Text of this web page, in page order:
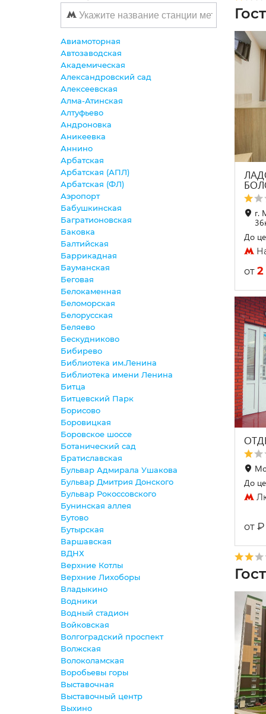
г.
До
от
До
от ₽
Авиамоторная
Автозаводская
Академическая
Александровский сад
Алексеевская
Алма-Атинская
Алтуфьево
Андроновка
Аникеевка
Аннино
Арбатская
Арбатская (АПЛ)
Арбатская (ФЛ)
Аэропорт
Бабушкинская
Багратионовская
Баковка
Балтийская
Баррикадная
Бауманская
Беговая
Белокаменная
Беломорская
Белорусская
Беляево
Бескудниково
Бибирево
Библиотека им.Ленина
Библиотека имени Ленина
Битца
Битцевский Парк
Борисово
Боровицкая
Боровское шоссе
Ботанический сад
Братиславская
Бульвар Адмирала Ушакова
Бульвар Дмитрия Донского
Бульвар Рокоссовского
Бунинская аллея
Бутово
Бутырская
Варшавская
ВДНХ
Верхние Котлы
Верхние Лихоборы
Владыкино
Водники
Водный стадион
Войковская
Волгоградский проспект
Волжская
Волоколамская
Воробьевы горы
Выставочная
Выставочный центр
Выхино